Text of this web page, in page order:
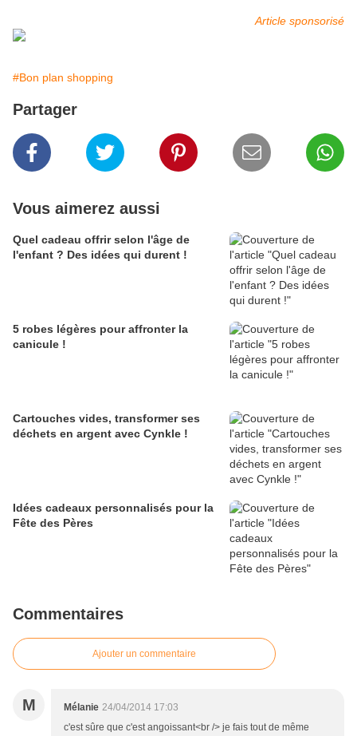
Article sponsorisé
#Bon plan shopping
Partager
Vous aimerez aussi
Quel cadeau offrir selon l'âge de
l'enfant ? Des idées qui durent !
5 robes légères pour affronter la
canicule !
Cartouches vides, transformer ses
déchets en argent avec Cynkle !
Idées cadeaux personnalisés pour la
Fête des Pères
Commentaires
Ajouter un commentaire
M Mélanie 24/04/2014 17:03
c'est sûre que c'est angoissant<br /> je fais tout de même